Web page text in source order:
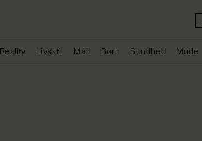
Reality Livsstil Mad Børn Sundhed Mode